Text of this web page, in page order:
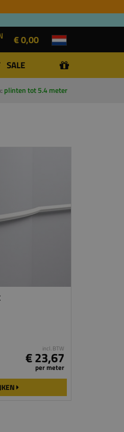
€ 0,00
SALE
plinten tot 5.4 meter
incl. BTW
€ 23,67
per meter